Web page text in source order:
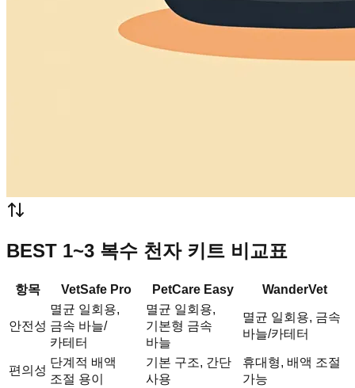
BEST 1~3 복수 천자 키트 비교표
항목 VetSafe Pro PetCare Easy WanderVet
안전성
멸균 일회용,
금속 바늘/
카테터
멸균 일회용,
기본형 금속
바늘
멸균 일회용, 금속
바늘/카테터
편의성
단계적 배액
조절 용이
기본 구조, 간단
사용
휴대형, 배액 조절
가능